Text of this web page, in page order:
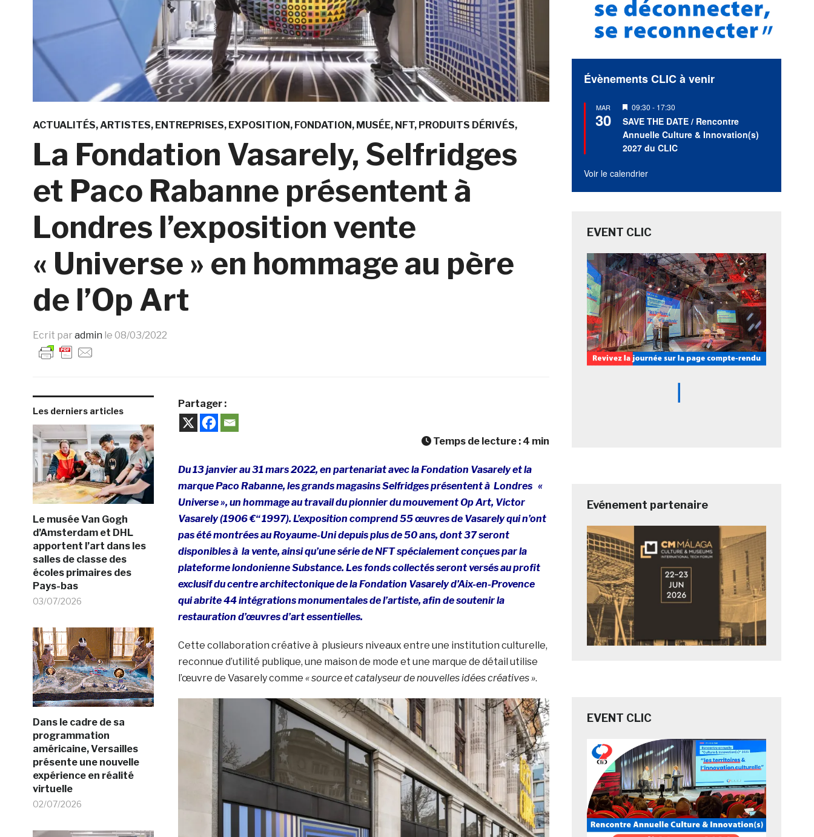
ACTUALITÉS ARTISTES ENTREPRISES EXPOSITION FONDATION MUSÉE NFT PRODUITS DÉRIVÉS
La Fondation Vasarely, Selfridges
et Paco Rabanne présentent à
Londres l’exposition vente
« Universe » en hommage au père
de l’Op Art
Ecrit par admin le 08/03/2022
Les derniers articles
Le musée Van Gogh
d’Amsterdam et DHL
apportent l’art dans les
salles de classe des
écoles primaires des
Pays-bas
03/07/2026
Dans le cadre de sa
programmation
américaine, Versailles
présente une nouvelle
expérience en réalité
virtuelle
02/07/2026
Partager :
Temps de lecture : 4 min
Du 13 janvier au 31 mars 2022, en partenariat avec la Fondation Vasarely et la
marque Paco Rabanne, les grands magasins Selfridges présentent à Londres «
Universe », un hommage au travail du pionnier du mouvement Op Art, Victor
Vasarely (1906 €“ 1997). L’exposition comprend 55 œuvres de Vasarely qui n’ont
pas été montrées au Royaume-Uni depuis plus de 50 ans, dont 37 seront
disponibles à la vente, ainsi qu’une série de NFT spécialement conçues par la
plateforme londonienne Substance. Les fonds collectés seront versés au profit
exclusif du centre architectonique de la Fondation Vasarely d’Aix-en-Provence
qui abrite 44 intégrations monumentales de l’artiste, afin de soutenir la
restauration d’œuvres d’art essentielles.
Cette collaboration créative à plusieurs niveaux entre une institution culturelle,
reconnue d’utilité publique, une maison de mode et une marque de détail utilise
l’œuvre de Vasarely comme « source et catalyseur de nouvelles idées créatives ».
Évènements CLIC à venir
MAR
30
Mis
en
avant
09:30 - 17:30
SAVE THE DATE / Rencontre
Annuelle Culture & Innovation(s)
2027 du CLIC
Voir le calendrier
EVENT CLIC
Evénement partenaire
EVENT CLIC